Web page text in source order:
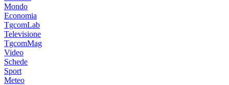
Mondo
Economia
TgcomLab
Televisione
TgcomMag
Video
Schede
Sport
Meteo